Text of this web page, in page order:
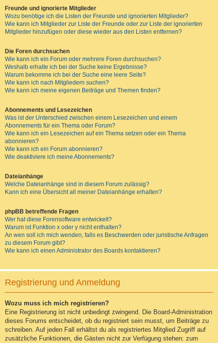
Freunde und ignorierte Mitglieder
Wozu benötige ich die Listen der Freunde und ignorierten Mitglieder?
Wie kann ich Mitglieder zur Liste der Freunde oder zur Liste der ignorierten
Mitglieder hinzufügen oder diese wieder aus den Listen entfernen?
Die Foren durchsuchen
Wie kann ich ein Forum oder mehrere Foren durchsuchen?
Weshalb erhalte ich bei der Suche keine Ergebnisse?
Warum bekomme ich bei der Suche eine leere Seite?
Wie kann ich nach Mitgliedern suchen?
Wie kann ich meine eigenen Beiträge und Themen finden?
Abonnements und Lesezeichen
Was ist der Unterschied zwischen einem Lesezeichen und einem
Abonnements für ein Thema oder Forum?
Wie kann ich ein Lesezeichen auf ein Thema setzen oder ein Thema
abonnieren?
Wie kann ich ein Forum abonnieren?
Wie deaktiviere ich meine Abonnements?
Dateianhänge
Welche Dateianhänge sind in diesem Forum zulässig?
Kann ich eine Übersicht all meiner Dateianhänge erhalten?
phpBB betreffende Fragen
Wer hat diese Forensoftware entwickelt?
Warum ist Funktion x oder y nicht enthalten?
An wen soll ich mich wenden, falls es Beschwerden oder juristische Anfragen
zu diesem Forum gibt?
Wie kann ich einen Administrator des Boards kontaktieren?
Registrierung und Anmeldung
Wozu muss ich mich registrieren?
Eine Registrierung ist nicht unbedingt zwingend. Die Board-Administration
dieses Forums entscheidet, ob du registriert sein musst, um Beiträge zu
schreiben. Auf jeden Fall erhältst du als registriertes Mitglied Zugriff auf
zusätzliche Funktionen, die Gästen nicht zur Verfügung stehen: zum